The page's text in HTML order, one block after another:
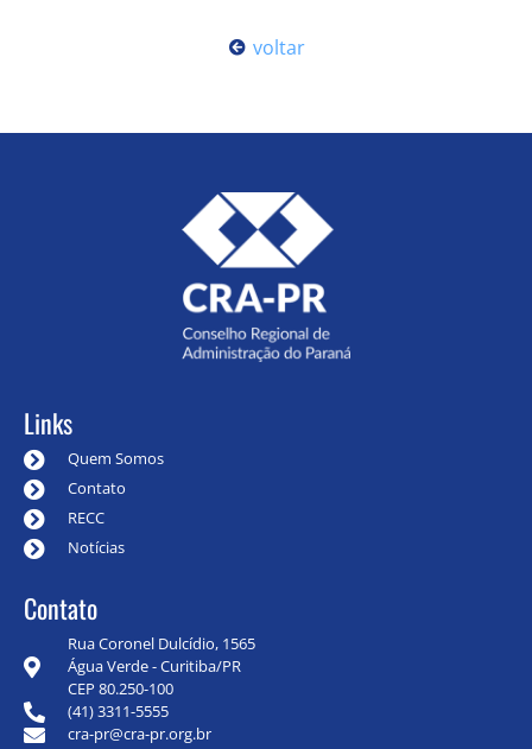
voltar
Links
Quem Somos
Contato
RECC
Notícias
Contato
Rua Coronel Dulcídio, 1565
Água Verde - Curitiba/PR
CEP 80.250-100
(41) 3311-5555
cra-pr@cra-pr.org.br